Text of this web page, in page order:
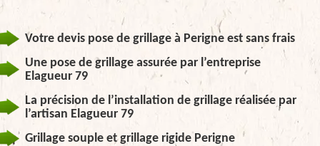
Votre devis pose de grillage à Perigne est sans frais
Une pose de grillage assurée par l’entreprise
Elagueur 79
La précision de l’installation de grillage réalisée par
l’artisan Elagueur 79
Grillage souple et grillage rigide Perigne